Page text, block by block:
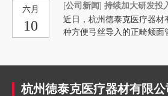
六月
10
[公司新闻] 持续加大研发投入，德泰克“方
近日，杭州德泰克医疗器材
种方便弓丝导入的正畸颊面
疗器械研发与技术创新上的
杭州徳泰克医疗器材有限公